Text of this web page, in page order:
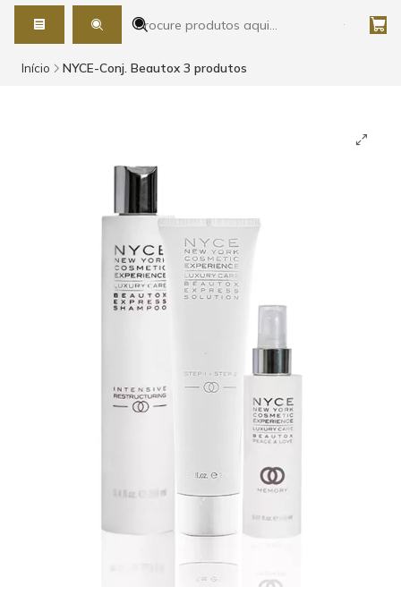
Início NYCE-Conj. Beautox 3 produtos